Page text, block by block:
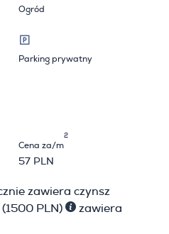
Ogród
Parking prywatny
Cena za/m
2
57 PLN
zawiera czynsz
PLN)
zawiera